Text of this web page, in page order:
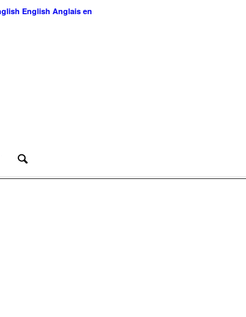
English Anglais en